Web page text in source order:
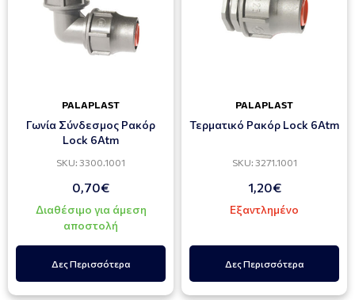
PALAPLAST
Γωνία Σύνδεσμος Ρακόρ
Lock 6Atm
SKU: 3300.1001
0,70€
Διαθέσιμο για άμεση
αποστολή
Δες Περισσότερα
PALAPLAST
Τερματικό Ρακόρ Lock 6Atm
SKU: 3271.1001
1,20€
Εξαντλημένο
Δες Περισσότερα